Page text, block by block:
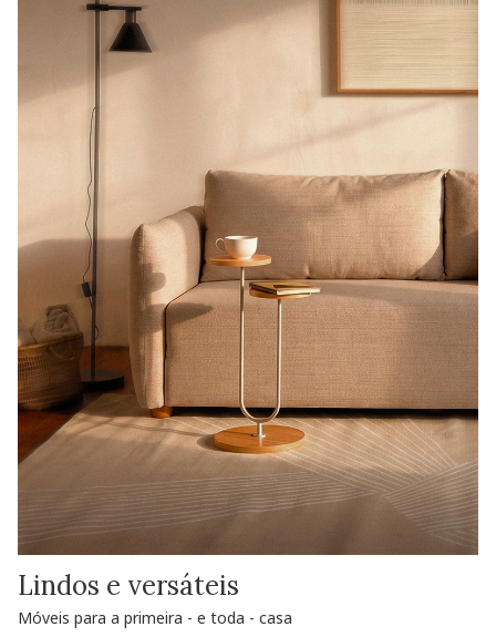
Lindos e versáteis
Móveis para a primeira - e toda - casa